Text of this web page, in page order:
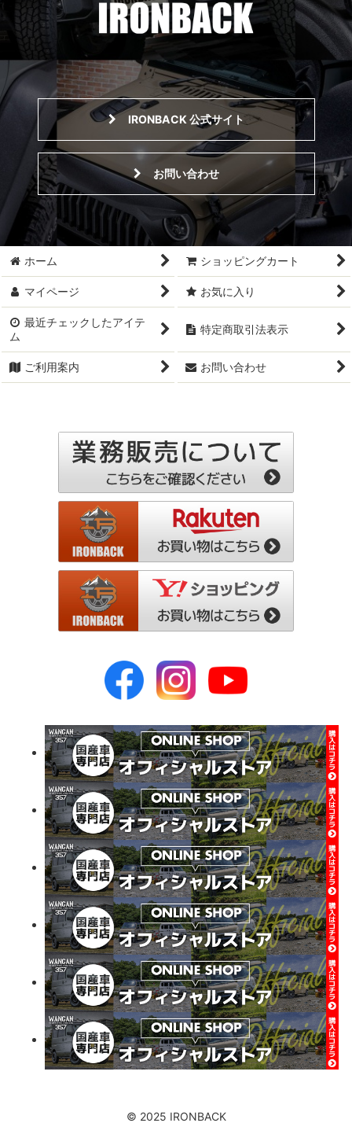
IRONBACK 公式サイト
お問い合わせ
ホーム ショッピングカート
マイページ お気に入り
最近チェックしたアイテ
ム
特定商取引法表示
ご利用案内 お問い合わせ
© 2025 IRONBACK